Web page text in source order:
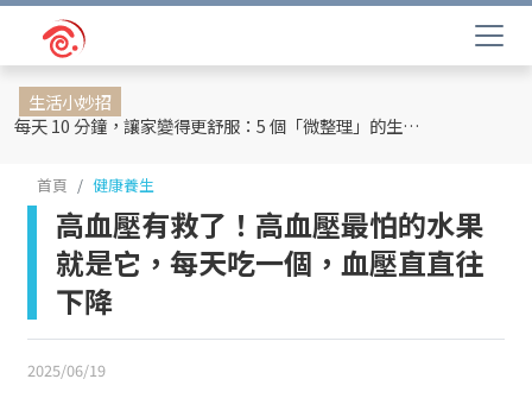
生活小妙招
每天 10 分鐘，讓家變得更舒服：5 個「微整理」的生活提案
首頁 健康養生
高血壓有救了！高血壓最怕的水果
就是它，每天吃一個，血壓直直往
下降
2025/06/19